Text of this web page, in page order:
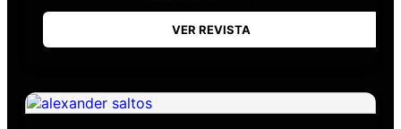
VER REVISTA